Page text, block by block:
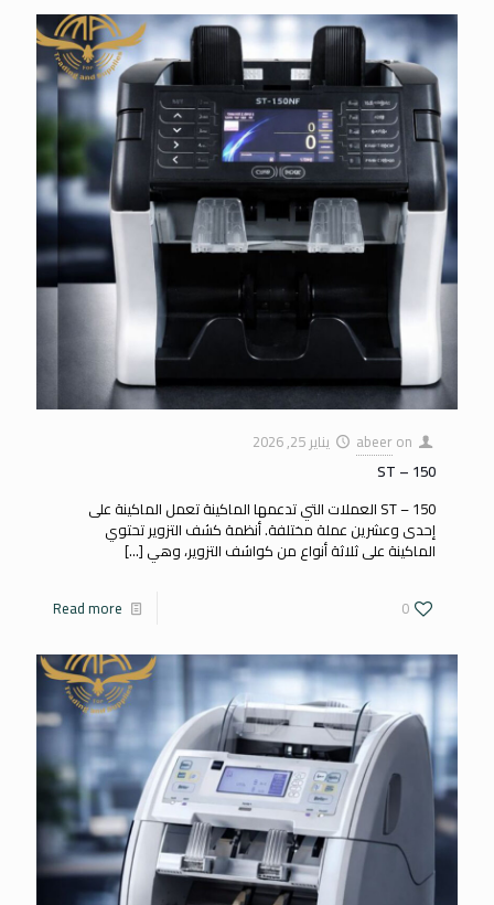
abeer on
يناير 25, 2026
ST – 150
ST – 150 العملات التي تدعمها الماكينة تعمل الماكينة على
إحدى وعشرين عملة مختلفة. أنظمة كشف التزوير تحتوي
الماكينة على ثلاثة أنواع من كواشف التزوير، وهي […]
0
Read more